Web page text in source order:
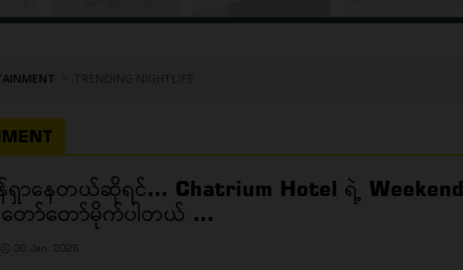
TRENDING NIGHTLIFE
ာနေတယ်ဆိုရင်… Chatrium Hotel ရဲ့ Weekend
တော်တော်မိုက်ပါတယ် …
30 Jan, 2026